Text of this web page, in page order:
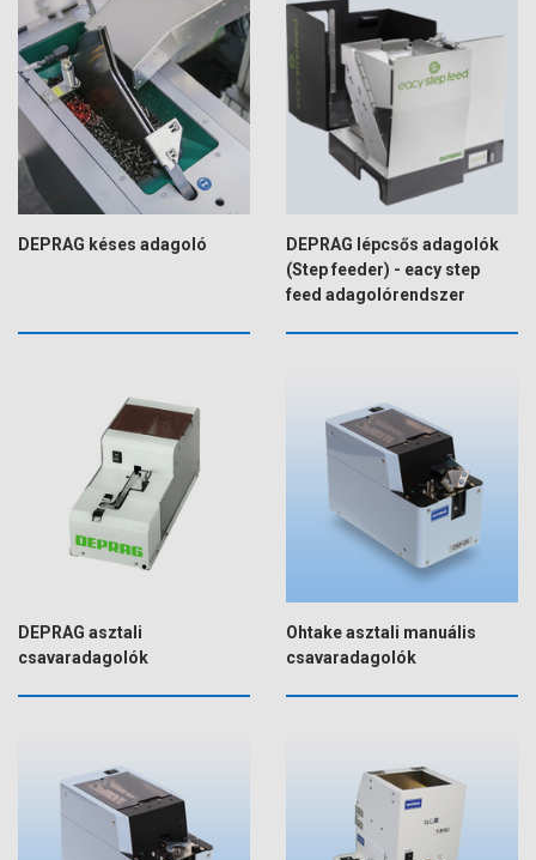
DEPRAG késes adagoló
DEPRAG lépcsős adagolók
(Step feeder) - eacy step
feed adagolórendszer
DEPRAG asztali
csavaradagolók
Ohtake asztali manuális
csavaradagolók